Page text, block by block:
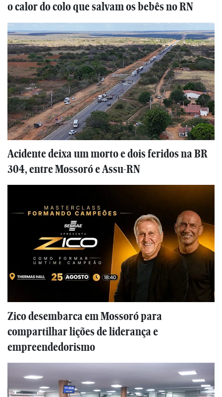
o calor do colo que salvam os bebês no RN
Acidente deixa um morto e dois feridos na BR
304, entre Mossoró e Assu-RN
Zico desembarca em Mossoró para
compartilhar lições de liderança e
empreendedorismo